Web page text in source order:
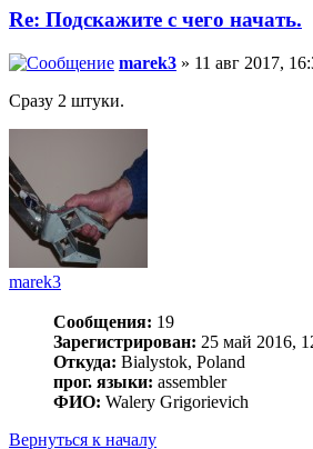
Re: Подскажите с чего начать.
marek3 » 11 авг 2017,
Сразу 2 штуки.
marek3
Сообщения: 19
Зарегистрирован: 25 май 2016,
Откуда: Bialystok, Poland
прог. языки: assembler
ФИО: Walery Grigorievich
Вернуться к началу